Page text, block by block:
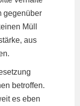
gegenüber
Müll
aus
betroffen.
es eben